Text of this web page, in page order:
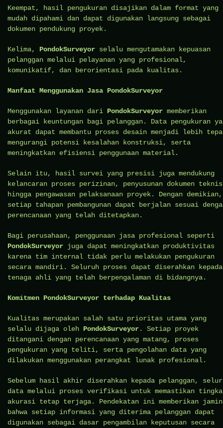
Keempat, hasil pengukuran disajikan dalam format yang
mudah dipahami dan dapat digunakan langsung sebagai
dokumen pendukung proyek.
Kelima, PondokSurveyor selalu mengutamakan kepuasan
pelanggan melalui pelayanan yang profesional,
komunikatif, dan berorientasi pada kualitas.
Manfaat Menggunakan Jasa PondokSurveyor
Menggunakan layanan dari PondokSurveyor memberikan
berbagai keuntungan bagi pelanggan. Data pengukuran
akurat dapat membantu proses desain menjadi lebih
mengurangi potensi kesalahan konstruksi, serta
meningkatkan efisiensi penggunaan material.
Selain itu, hasil survei yang presisi juga mendukung
kelancaran proses perizinan, penyusunan dokumen
hingga pengawasan pelaksanaan proyek. Dengan demikian,
setiap tahapan pembangunan dapat berjalan sesuai
perencanaan yang telah ditetapkan.
Bagi perusahaan, penggunaan jasa profesional seperti
PondokSurveyor juga dapat meningkatkan produktivitas
karena tim internal tidak perlu melakukan pengukuran
secara mandiri. Seluruh proses dapat diserahkan kepada
tenaga ahli yang telah berpengalaman di bidangnya.
Komitmen PondokSurveyor terhadap Kualitas
Kualitas merupakan salah satu prioritas utama yang
selalu dijaga oleh PondokSurveyor. Setiap proyek
ditangani dengan perencanaan yang matang, proses
pengukuran yang teliti, serta pengolahan data yang
dilakukan menggunakan perangkat lunak profesional.
Sebelum hasil akhir diserahkan kepada pelanggan,
data melalui proses verifikasi untuk memastikan
akurasi tetap terjaga. Pendekatan ini memberikan
bahwa setiap informasi yang diterima pelanggan dapat
digunakan sebagai dasar pengambilan keputusan secara